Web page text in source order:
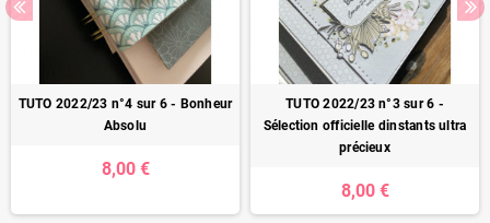
TUTO 2022/23 n°4 sur 6 - Bonheur
Absolu
8,00 €
TUTO 2022/23 n°3 sur 6 -
Sélection officielle dinstants ultra
précieux
8,00 €